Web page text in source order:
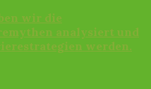
wir die
analysiert und
werden.